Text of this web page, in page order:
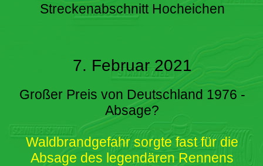
Streckenabschnitt Hocheichen
7. Februar 2021
Großer Preis von Deutschland 1976 -
Absage?
Waldbrandgefahr sorgte fast für die
Absage des legendären Rennens